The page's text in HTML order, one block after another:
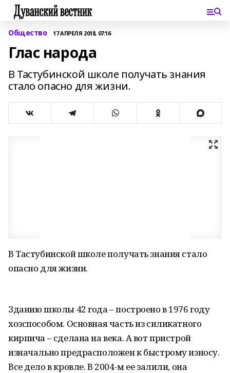
Общество 17 АПРЕЛЯ 2018, 07:16
Глас народа
В Тастубинской школе получать знания
стало опасно для жизни.
В Тастубинской школе получать знания стало
опасно для жизни.
Зданию школы 42 года – построено в 1976 году
хозспособом. Основная часть из силикатного
кирпича – сделана на века. А вот пристрой
изначально предрасположен к быстрому износу.
Все дело в кровле. В 2004-м ее залили, она